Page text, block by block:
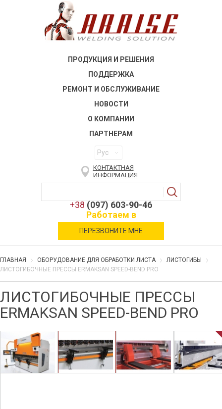
ПРОДУКЦИЯ И РЕШЕНИЯ
ПОДДЕРЖКА
РЕМОНТ И ОБСЛУЖИВАНИЕ
НОВОСТИ
О КОМПАНИИ
ПАРТНЕРАМ
Рус
КОНТАКТНАЯ
ИНФОРМАЦИЯ
+38 (097) 603-90-46
Работаем в
военное время
ПЕРЕЗВОНИТЕ МНЕ
ГЛАВНАЯ ОБОРУДОВАНИЕ ДЛЯ ОБРАБОТКИ ЛИСТА
ЛИСТОГИБЫ
ЛИСТОГИБОЧНЫЕ ПРЕССЫ ERMAKSAN SPEED-BEND PRO
ЛИСТОГИБОЧНЫЕ ПРЕССЫ
ERMAKSAN SPEED-BEND PRO